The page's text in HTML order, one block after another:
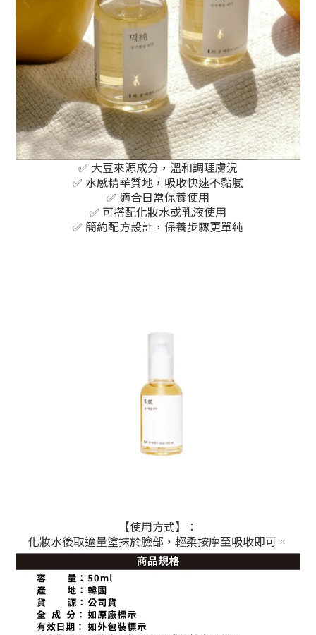
✅ 大豆來源成分，溫和調理膚況
✅ 水感精華質地，吸收快速不黏膩
✅ 適合日常保養使用
✅ 可搭配化妝水或乳液使用
✅ 簡約配方設計，保養步驟更單純
【使用方式】：
化妝水後取適量塗抹於臉部，輕柔按摩至吸收即可。